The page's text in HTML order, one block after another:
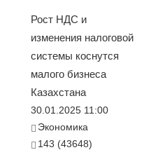
Рост НДС и
изменения налоговой
системы коснутся
малого бизнеса
Казахстана
30.01.2025 11:00
Экономика
143 (43648)